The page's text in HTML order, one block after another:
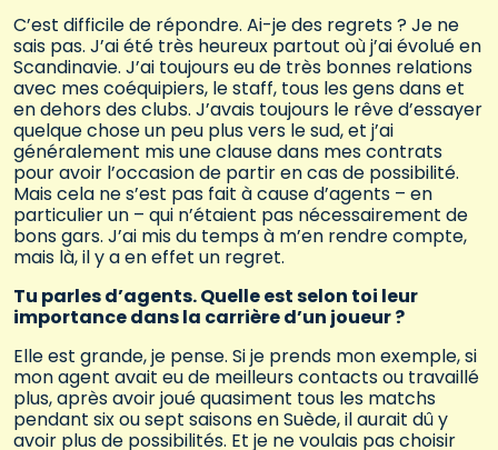
C’est difficile de répondre. Ai-je des regrets ? Je ne
sais pas. J’ai été très heureux partout où j’ai évolué en
Scandinavie. J’ai toujours eu de très bonnes relations
avec mes coéquipiers, le staff, tous les gens dans et
en dehors des clubs. J’avais toujours le rêve d’essayer
quelque chose un peu plus vers le sud, et j’ai
généralement mis une clause dans mes contrats
pour avoir l’occasion de partir en cas de possibilité.
Mais cela ne s’est pas fait à cause d’agents – en
particulier un – qui n’étaient pas nécessairement de
bons gars. J’ai mis du temps à m’en rendre compte,
mais là, il y a en effet un regret.
Tu parles d’agents. Quelle est selon toi leur
importance dans la carrière d’un joueur ?
Elle est grande, je pense. Si je prends mon exemple, si
mon agent avait eu de meilleurs contacts ou travaillé
plus, après avoir joué quasiment tous les matchs
pendant six ou sept saisons en Suède, il aurait dû y
avoir plus de possibilités. Et je ne voulais pas choisir